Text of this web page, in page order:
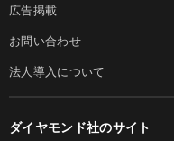
広告掲載
お問い合わせ
法人導入について
ダイヤモンド社のサイト